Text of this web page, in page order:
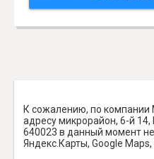
К сожалению, по компании
адресу микрорайон, 6-й 14,
640023 в данный момент
Яндекс.Карты, Google Maps,